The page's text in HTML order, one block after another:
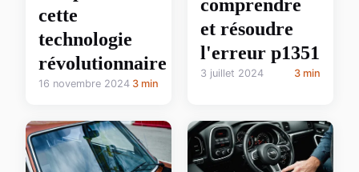
cette
technologie
révolutionnaire
16 novembre 2024 3 min
comprendre
et résoudre
l'erreur p1351
3 juillet 2024 3 min